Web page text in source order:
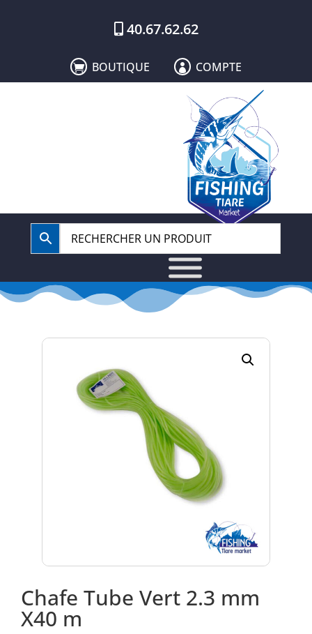
40.67.62.62
 BOUTIQUE  COMPTE
Chafe Tube Vert 2.3 mm
X40 m